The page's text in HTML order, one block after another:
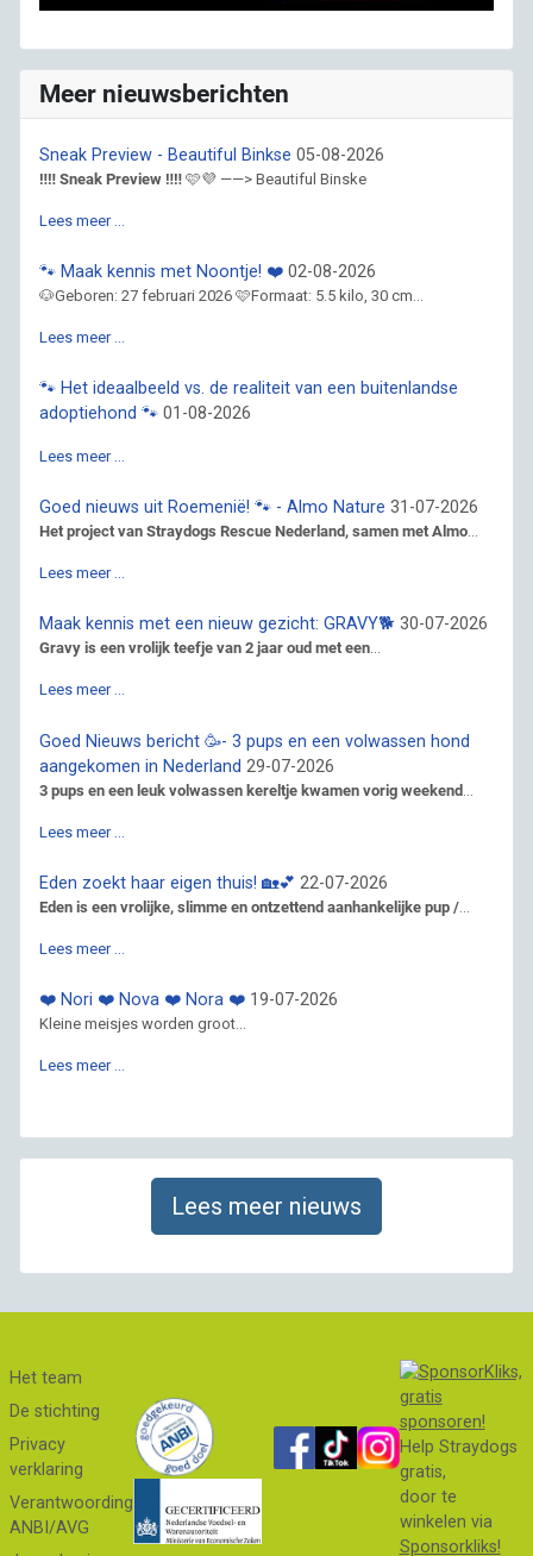
Meer nieuwsberichten
Sneak Preview - Beautiful Binkse 05-08-2026
‼️‼️ Sneak Preview ‼️‼️ 🩷💜 ——> Beautiful Binske
Lees meer …
🐾 Maak kennis met Noontje! ❤️ 02-08-2026
🐶Geboren: 27 februari 2026 🩷Formaat: 5.5 kilo, 30 cm...
Lees meer …
🐾 Het ideaalbeeld vs. de realiteit van een buitenlandse
adoptiehond 🐾 01-08-2026
Lees meer …
Goed nieuws uit Roemenië! 🐾 - Almo Nature 31-07-2026
Het project van Straydogs Rescue Nederland, samen met Almo...
Lees meer …
Maak kennis met een nieuw gezicht: GRAVY🐕 30-07-2026
Gravy is een vrolijk teefje van 2 jaar oud met een...
Lees meer …
Goed Nieuws bericht 🥳- 3 pups en een volwassen hond
aangekomen in Nederland 29-07-2026
3 pups en een leuk volwassen kereltje kwamen vorig weekend
Lees meer …
Eden zoekt haar eigen thuis! 🏡💕 22-07-2026
Eden is een vrolijke, slimme en ontzettend aanhankelijke pup /
Lees meer …
❤️ Nori ❤️ Nova ❤️ Nora ❤️ 19-07-2026
Kleine meisjes worden groot...
Lees meer …
Lees meer nieuws
Het team
De stichting
Privacy
verklaring
Verantwoording
ANBI/AVG
Help Straydogs
gratis,
door te
winkelen via
Sponsorkliks!